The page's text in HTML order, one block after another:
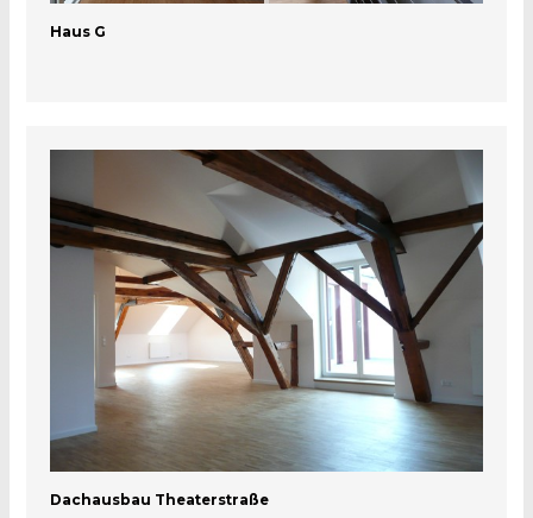
Haus G
Dachausbau Theaterstraße